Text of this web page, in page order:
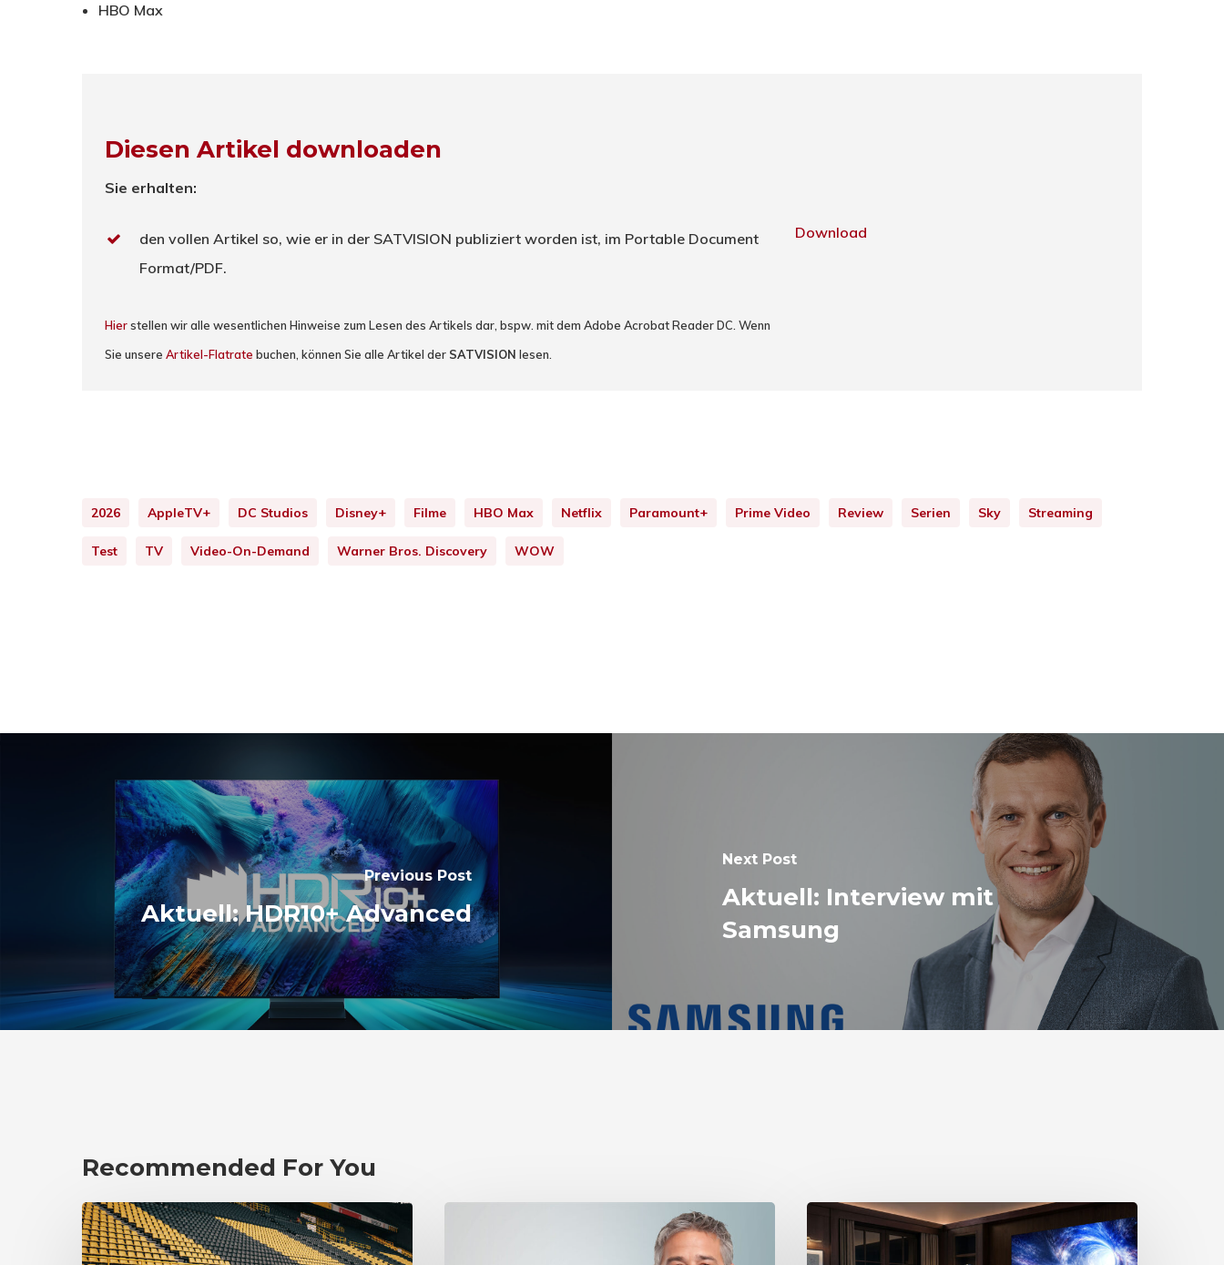
HBO Max
Diesen Artikel downloaden
Sie erhalten:
den vollen Artikel so, wie er in der SATVISION publiziert worden ist, im Portable Document
Format/PDF.
Hierstellen wir alle wesentlichen Hinweise zum Lesen des Artikels dar, bspw. mit dem Adobe Acrobat Reader DC. Wenn
Sie unsere Artikel-Flatrate buchen, können Sie alle Artikel der SATVISION lesen.
Download
2026 AppleTV+ DC Studios Disney+ Filme HBO Max Netflix Paramount+ Prime Video Review Serien Sky Streaming
Test TV Video-On-Demand Warner Bros. Discovery WOW
Previous Post
Aktuell: HDR10+ Advanced
Next Post
Aktuell: Interview mit
Samsung
Recommended For You